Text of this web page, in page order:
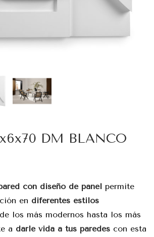
DM BLANCO
con diseño de panel permite
en diferentes estilos
los más modernos hasta los más
a darle vida a tus paredes con esta